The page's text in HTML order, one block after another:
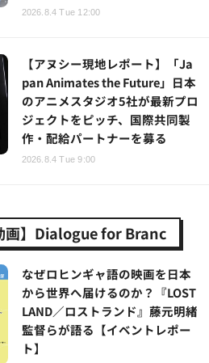
2026.8.4 Tue 12:00
【アヌシー現地レポート】「Ja
pan Animates the Future」日本
のアニメスタジオ5社が最新プロ
ジェクトをピッチ、国際共同製
作・配給パートナーを募る
2026.8.4 Tue 9:00
画】Dialogue for Branc
なぜロヒンギャ語の映画を日本
から世界へ届けるのか？『LOST
LAND／ロストランド』藤元明緒
監督らが語る【イベントレポー
ト】